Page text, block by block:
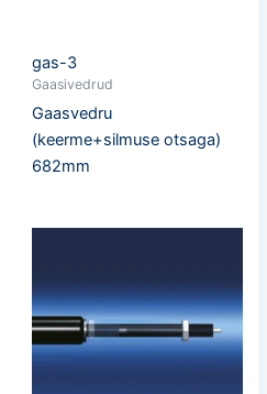
gas-3
Gaasivedrud
Gaasvedru
(keerme+silmuse otsaga)
682mm